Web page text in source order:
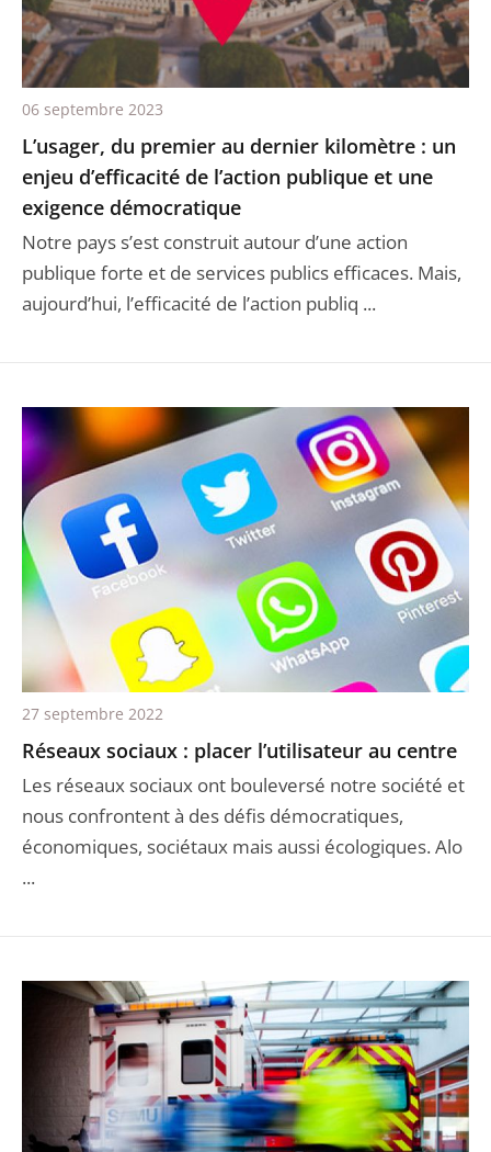
L’usager, du premier au dernier kilomètre : un
enjeu d’efficacité de l’action publique et une
exigence démocratique
Notre pays s’est construit autour d’une action
publique forte et de services publics efficaces. Mais,
aujourd’hui, l’efficacité de l’action publiq ...
06 septembre 2023
Réseaux sociaux : placer l’utilisateur au centre
Les réseaux sociaux ont bouleversé notre société et
nous confrontent à des défis démocratiques,
économiques, sociétaux mais aussi écologiques. Alo
...
27 septembre 2022